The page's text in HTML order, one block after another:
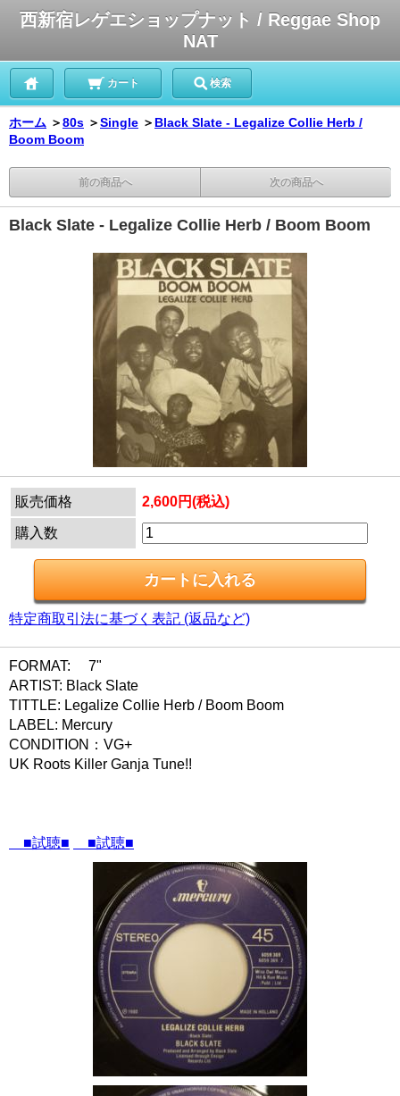
西新宿レゲエショップナット / Reggae Shop
NAT
カート 検索
ホーム ＞80s ＞Single ＞ Black Slate - Legalize Collie Herb /
Boom Boom
前の商品へ 次の商品へ
Black Slate - Legalize Collie Herb / Boom Boom
販売価格 2,600円(税込)
購入数
特定商取引法に基づく表記 (返品など)
FORMAT: 7"
ARTIST: Black Slate
TITTLE: Legalize Collie Herb / Boom Boom
LABEL: Mercury
CONDITION：VG+
UK Roots Killer Ganja Tune!!
■試聴■ ■試聴■